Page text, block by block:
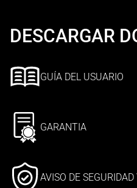
DESCARGAR
GUÍA DEL USUARIO
GARANTIA
AVISO DE